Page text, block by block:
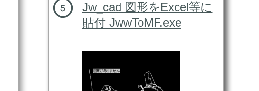
Jw_cad 図形をExcel等に
貼付 JwwToMF.exe